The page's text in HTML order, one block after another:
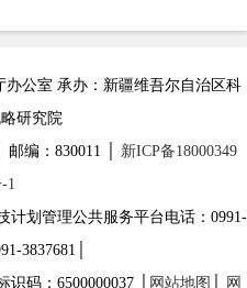
公室 承办：新疆维吾尔自治区科
研究院
编：830011 │ 新ICP备18000349
1
计划管理公共服务平台电话：0991-
3837681│
码：6500000037 │
网站地图 网